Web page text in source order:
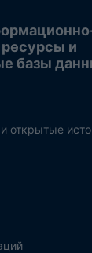
и
базы
открытые